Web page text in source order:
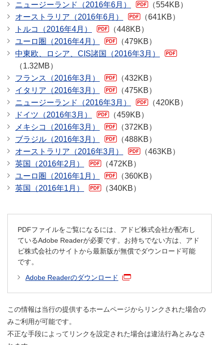
ニュージーランド（2016年6月）
（554KB）
オーストラリア（2016年6月）
（641KB）
トルコ（2016年4月）
（448KB）
ユーロ圏（2016年4月）
（479KB）
中東欧、ロシア、CIS諸国（2016年3月）
（1.32MB）
フランス（2016年3月）
（432KB）
イタリア（2016年3月）
（475KB）
ニュージーランド（2016年3月）
（420KB）
ドイツ（2016年3月）
（459KB）
メキシコ（2016年3月）
（372KB）
ブラジル（2016年3月）
（488KB）
オーストラリア（2016年3月）
（463KB）
英国（2016年2月）
（472KB）
ユーロ圏（2016年1月）
（360KB）
英国（2016年1月）
（340KB）
PDFファイルをご覧になるには、アドビ株式会社が配布し
ているAdobe Readerが必要です。お持ちでない方は、アド
ビ株式会社のサイトから最新版が無償でダウンロード可能
です。
Adobe Readerのダウンロード
この情報は当行の提供するホームページからリンクされた場合の
みご利用が可能です。
不正な手段によってリンクを設定された場合は違法行為とみなさ